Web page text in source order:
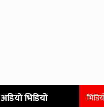
अडियो भिडियो